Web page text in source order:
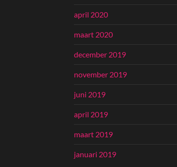
april 2020
maart 2020
december 2019
november 2019
juni 2019
april 2019
maart 2019
januari 2019